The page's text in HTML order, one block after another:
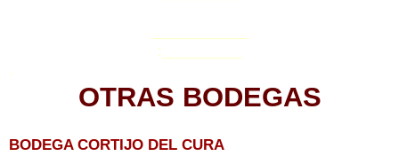
:__________
.
OTRAS BODEGAS
BODEGA CORTIJO DEL CURA